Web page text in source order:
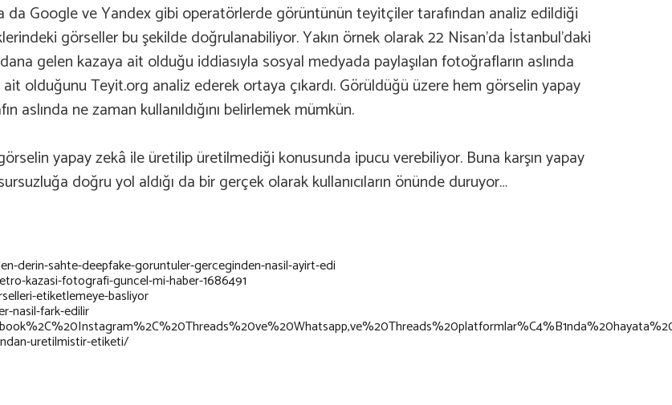
Google ve Yandex gibi operatörlerde görüntünün teyitçiler tarafından analiz edildiği
görseller bu şekilde doğrulanabiliyor. Yakın örnek olarak 22 Nisan’da İstanbul’daki
gelen kazaya ait olduğu iddiasıyla sosyal medyada paylaşılan fotoğrafların aslında
ait olduğunu Teyit.org analiz ederek ortaya çıkardı. Görüldüğü üzere hem görselin yapay
ne zaman kullanıldığını belirlemek mümkün.
yapay zekâ ile üretilip üretilmediği konusunda ipucu verebiliyor. Buna karşın yapay
doğru yol aldığı da bir gerçek olarak kullanıcıların önünde duruyor…
derin-sahte-deepfake-goruntuler-gerceginden-nasil-ayirt-edi
kazasi-fotografi-guncel-mi-haber-1686491
etiketlemeye-basliyor
nasil-fark-edilir
uretilmistir-etiketi/